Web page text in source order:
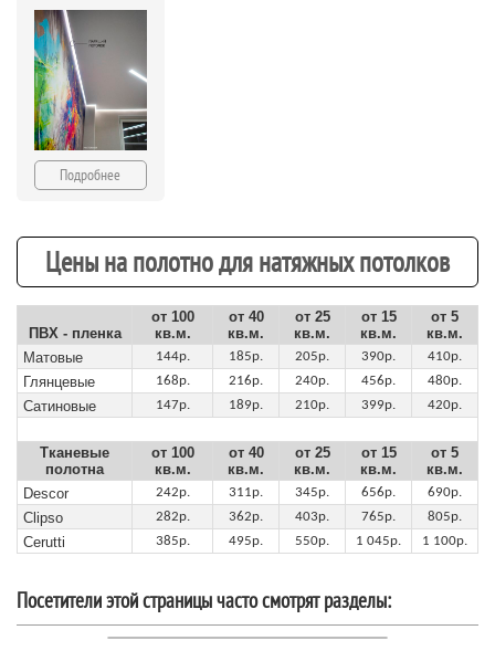
Подробнее
Цены на полотно для натяжных потолков
ПВХ - пленка
от 100
кв.м.
от 40
кв.м.
от 25
кв.м.
от 15
кв.м.
от 5
кв.м.
Матовые
144р. 185р. 205р. 390р. 410р.
Глянцевые 168р. 216р. 240р. 456р. 480р.
Сатиновые 147р. 189р. 210р. 399р. 420р.
Тканевые
полотна
от 100
кв.м.
от 40
кв.м.
от 25
кв.м.
от 15
кв.м.
от 5
кв.м.
Descor
242р. 311р. 345р. 656р. 690р.
Clipso 282р. 362р. 403р. 765р. 805р.
Cerutti 385р. 495р. 550р. 1 045р. 1 100р.
Посетители этой страницы часто смотрят разделы: